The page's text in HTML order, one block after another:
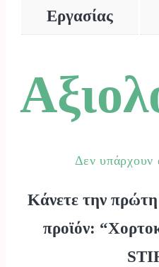
Εργασίας
Δεν υπάρχουν
Κάνετε την πρώτη
προϊόν: